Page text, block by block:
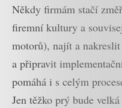
Někdy firmám stačí
firemní kultury a
motorů), najít a
a připravit
pomáhá i s celým
Jen těžko prý bude